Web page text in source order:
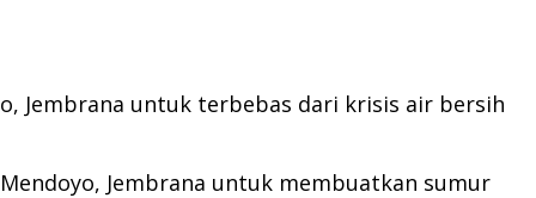
Jembrana untuk terbebas dari krisis air bersih
Jembrana untuk membuatkan sumur